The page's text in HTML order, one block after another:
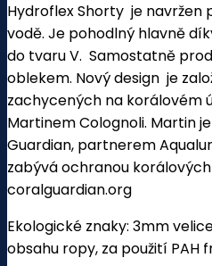
Hydroflex Shorty je
vodě. Je pohodlný hlavně
do tvaru V. Samostatně
oblekem. Nový design je
zachycených na korálovém
Martinem Colognoli. Martin
Guardian, partnerem
zabývá ochranou
coralguardian.org
Ekologické znaky: 3mm
obsahu ropy, za použití PAH